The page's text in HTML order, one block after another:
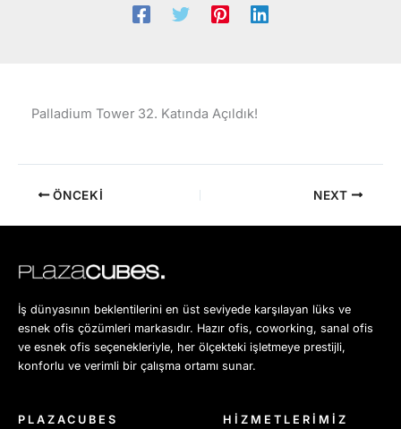
Palladium Tower 32. Katında Açıldık!
ÖNCEKI NEXT
İş dünyasının beklentilerini en üst seviyede karşılayan lüks ve
esnek ofis çözümleri markasıdır. Hazır ofis, coworking, sanal ofis
ve esnek ofis seçenekleriyle, her ölçekteki işletmeye prestijli,
konforlu ve verimli bir çalışma ortamı sunar.
PLAZACUBES HİZMETLERİMİZ